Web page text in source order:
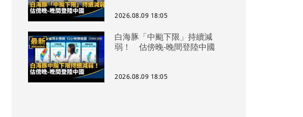
2026.08.09 18:05
白海豚「中颱下限」持續減
弱！ 估傍晚-晚間登陸中國
2026.08.09 18:05